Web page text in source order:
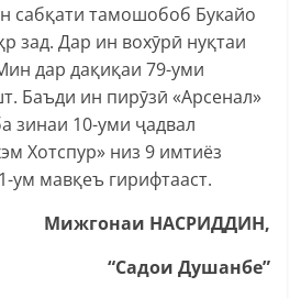
сабқати тамошобоб Букайо
зад. Дар ин вохӯрӣ нуқтаи
дар дақиқаи 79-уми
Баъди ин пирӯзӣ «Арсенал»
зинаи 10-уми ҷадвал
Хотспур» низ 9 имтиёз
ум мавқеъ гирифтааст.
Мижгонаи НАСРИДДИН,
“Садои Душанбе”